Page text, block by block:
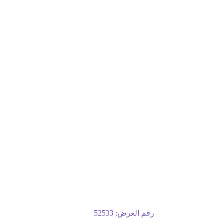
رقم العرض:52533